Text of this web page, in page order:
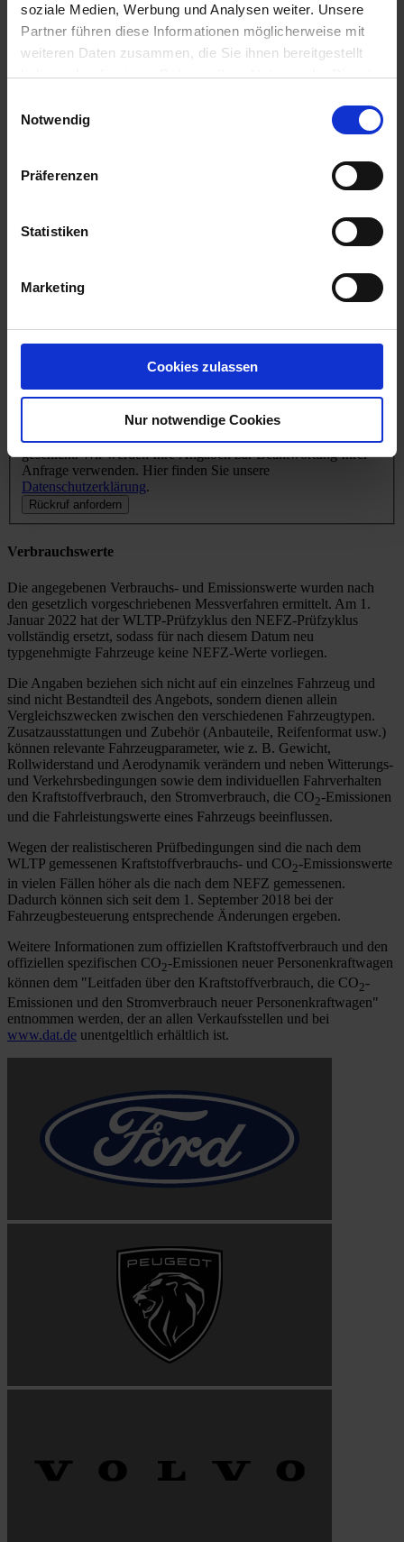
soziale Medien, Werbung und Analysen weiter. Unsere
Partner führen diese Informationen möglicherweise mit
weiteren Daten zusammen, die Sie ihnen bereitgestellt
haben oder die sie im Rahmen Ihrer Nutzung der Dienste
Notwendig
Präferenzen
Statistiken
Marketing
Cookies zulassen
Nur notwendige Cookies
Ergebnisse anzeigen
Wir rufen Sie zurück!
Telefon*
Ihre Anfrage wird verschlüsselt per https an unseren Server
geschickt. Wir werden Ihre Angaben zur Beantwortung Ihrer
Anfrage verwenden. Hier finden Sie unsere
Datenschutzerklärung.
Rückruf anfordern
Verbrauchswerte
Die angegebenen Verbrauchs- und Emissionswerte wurden nach
den gesetzlich vorgeschriebenen Messverfahren ermittelt. Am 1.
Januar 2022 hat der WLTP-Prüfzyklus den NEFZ-Prüfzyklus
vollständig ersetzt, sodass für nach diesem Datum neu
typgenehmigte Fahrzeuge keine NEFZ-Werte vorliegen.
Die Angaben beziehen sich nicht auf ein einzelnes Fahrzeug und
sind nicht Bestandteil des Angebots, sondern dienen allein
Vergleichszwecken zwischen den verschiedenen Fahrzeugtypen.
Zusatzausstattungen und Zubehör (Anbauteile, Reifenformat usw.)
können relevante Fahrzeugparameter, wie z. B. Gewicht,
Rollwiderstand und Aerodynamik verändern und neben Witterungs-
und Verkehrsbedingungen sowie dem individuellen Fahrverhalten
den Kraftstoffverbrauch, den Stromverbrauch, die CO2-Emissionen
und die Fahrleistungswerte eines Fahrzeugs beeinflussen.
Wegen der realistischeren Prüfbedingungen sind die nach dem
WLTP gemessenen Kraftstoffverbrauchs- und CO2-Emissionswerte
in vielen Fällen höher als die nach dem NEFZ gemessenen.
Dadurch können sich seit dem 1. September 2018 bei der
Fahrzeugbesteuerung entsprechende Änderungen ergeben.
Weitere Informationen zum offiziellen Kraftstoffverbrauch und den
offiziellen spezifischen CO2-Emissionen neuer Personenkraftwagen
können dem "Leitfaden über den Kraftstoffverbrauch, die CO2-
Emissionen und den Stromverbrauch neuer Personenkraftwagen"
entnommen werden, der an allen Verkaufsstellen und bei
www.dat.de unentgeltlich erhältlich ist.